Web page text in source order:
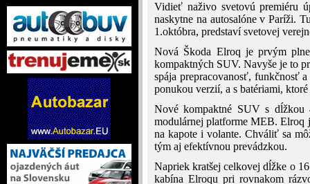
Vidieť naživo svetovú premiéru
naskytne na autosalóne v Paríži.
1.októbra, predstaví svetovej
Nová Škoda Elroq je prvým
kompaktných SUV. Navyše je to
spája prepracovanosť, funkčnosť
ponukou verzií, a s batériami,
Nové kompaktné SUV s
modulárnej platforme MEB. Elroq
na kapote i volante. Chváliť sa
tým aj efektívnou prevádzkou.
Napriek kratšej celkovej dĺžke o
kabína Elroqu pri rovnakom